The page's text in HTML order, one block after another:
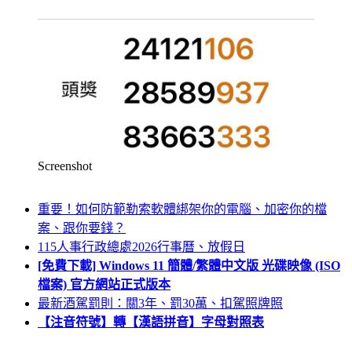
Screenshot
重要！如何防範勒索軟體綁架你的電腦、加密你的檔
案、跟你要錢？
115人事行政總處2026行事曆、放假日
[免費下載] Windows 11 簡體/繁體中文版 光碟映像 (ISO
檔案) 官方網站正式版本
最新酒駕罰則：關3年、罰30萬、扣駕照牌照
【注音符號】轉【漢語拼音】字母對照表